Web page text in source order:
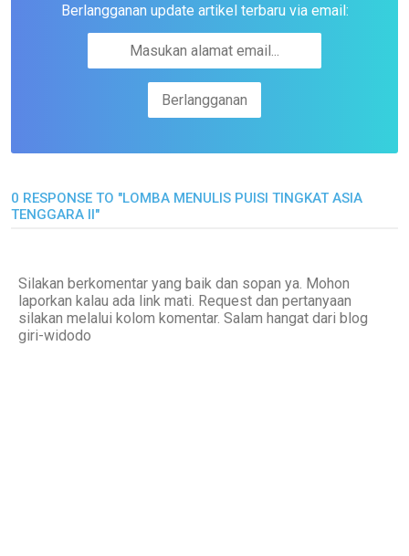
Berlangganan update artikel terbaru via email:
0 RESPONSE TO "LOMBA MENULIS PUISI TINGKAT ASIA
TENGGARA II"
Silakan berkomentar yang baik dan sopan ya. Mohon
laporkan kalau ada link mati. Request dan pertanyaan
silakan melalui kolom komentar. Salam hangat dari blog
giri-widodo